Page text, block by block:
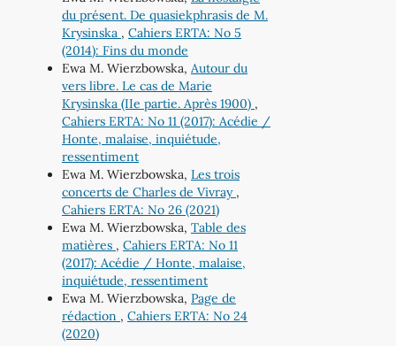
du présent. De quasiekphrasis de M.
Krysinska , Cahiers ERTA: No 5
(2014): Fins du monde
Ewa M. Wierzbowska, Autour du
vers libre. Le cas de Marie
Krysinska (IIe partie. Après 1900) ,
Cahiers ERTA: No 11 (2017): Acédie /
Honte, malaise, inquiétude,
ressentiment
Ewa M. Wierzbowska, Les trois
concerts de Charles de Vivray ,
Cahiers ERTA: No 26 (2021)
Ewa M. Wierzbowska, Table des
matières , Cahiers ERTA: No 11
(2017): Acédie / Honte, malaise,
inquiétude, ressentiment
Ewa M. Wierzbowska, Page de
rédaction , Cahiers ERTA: No 24
(2020)